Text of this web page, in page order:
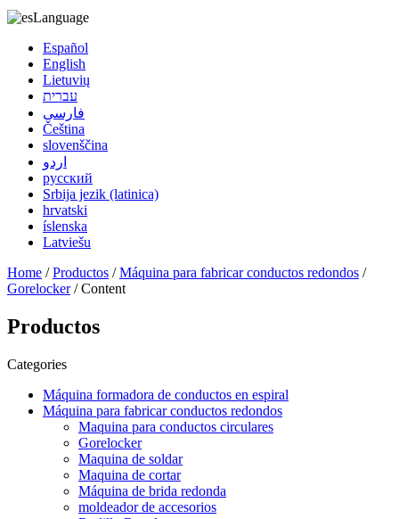
Language
Español
English
Lietuvių
עברית
فارسی
Čeština
slovenščina
اردو
русский
Srbija jezik (latinica)
hrvatski
íslenska
Latviešu
Home /Productos /Máquina para fabricar conductos redondos /
Gorelocker/ Content
Productos
Categories
Máquina formadora de conductos en espiral
Máquina para fabricar conductos redondos
Maquina para conductos circulares
Gorelocker
Maquina de soldar
Maquina de cortar
Máquina de brida redonda
moldeador de accesorios